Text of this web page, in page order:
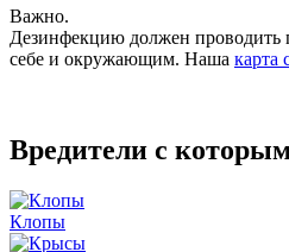
Важно.
Дезинфекцию должен проводить
себе и окружающим. Наша карта
Вредители с
Клопы